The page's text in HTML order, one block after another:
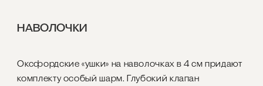
НАВОЛОЧКИ
Оксфордские «ушки» на наволочках в 4 см придают
комплекту особый шарм. Глубокий клапан